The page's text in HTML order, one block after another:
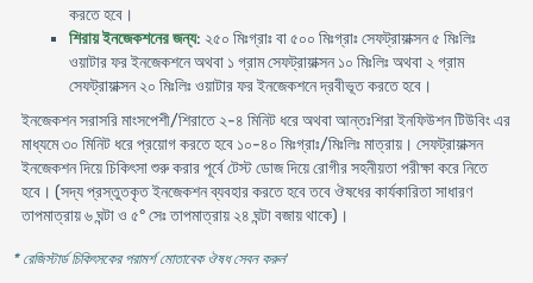
করতে হবে।
শিরায় ইনজেকশনের জন্য: ২৫০ মিঃগ্রাঃ বা ৫০০ মিঃগ্রাঃ সেফট্রায়াক্সন ৫ মিঃলিঃ
ওয়াটার ফর ইনজেকশনে অথবা ১ গ্রাম সেফট্রায়াক্সন ১০ মিঃলিঃ অথবা ২ গ্রাম
সেফট্রায়াক্সন ২০ মিঃলিঃ ওয়াটার ফর ইনজেকশনে দ্রবীভূত করতে হবে।
ইনজেকশন সরাসরি মাংসপেশী/শিরাতে ২-৪ মিনিট ধরে অথবা আন্তঃশিরা ইনফিউশন টিউবিং এর
মাধ্যমে ৩০ মিনিট ধরে প্রয়োগ করতে হবে ১০-৪০ মিঃগ্রাঃ/মিঃলিঃ মাত্রায়। সেফট্রায়াক্সন
ইনজেকশন দিয়ে চিকিৎসা শুরু করার পূর্বে টেস্ট ডোজ দিয়ে রোগীর সহনীয়তা পরীক্ষা করে নিতে
হবে। (সদ্য প্রস্তুতকৃত ইনজেকশন ব্যবহার করতে হবে তবে ঔষধের কার্যকারিতা সাধারণ
তাপমাত্রায় ৬ ঘন্টা ও ৫° সেঃ তাপমাত্রায় ২৪ ঘন্টা বজায় থাকে)।
* রেজিস্টার্ড চিকিৎসকের পরামর্শ মোতাবেক ঔষধ সেবন করুন'